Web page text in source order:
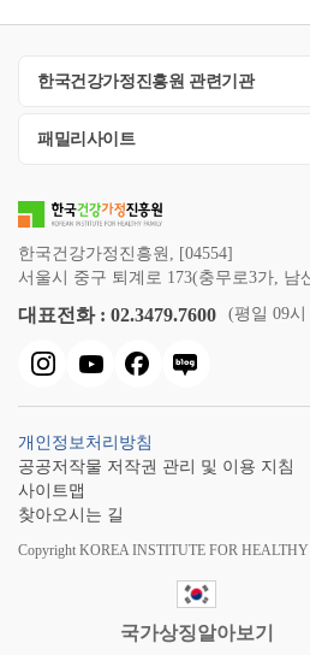
한국건강가정진흥원 관련기관
패밀리사이트
한국건강가정진흥원, [04554]
서울시 중구 퇴계로 173(충무로3가, 남
대표전화 : 02.3479.7600 (평일 09시
개인정보처리방침
공공저작물 저작권 관리 및 이용 지침
사이트맵
찾아오시는 길
Copyright KOREA INSTITUTE FOR HEALTHY
국가상징알아보기